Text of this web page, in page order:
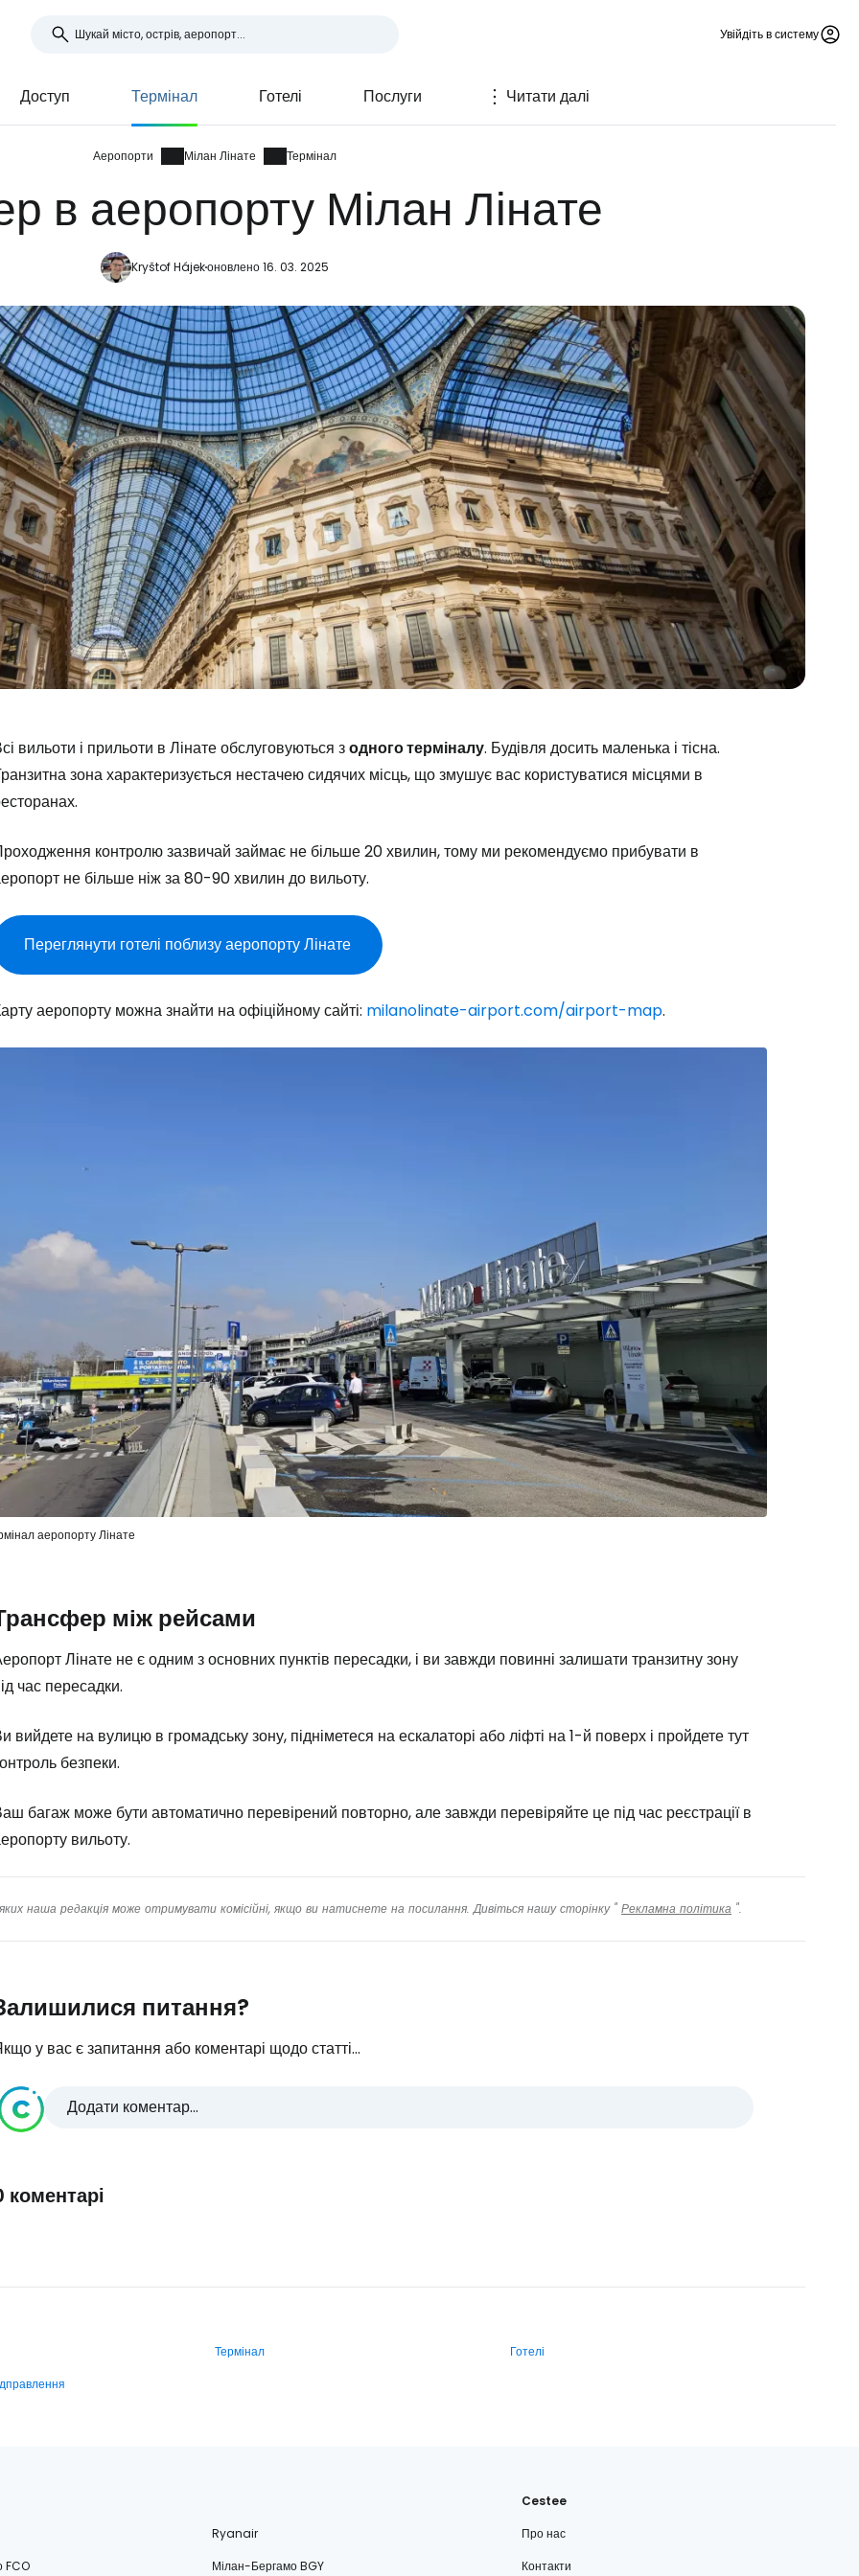
Увійдіть в систему
Доступ Термінал Готелі Послуги Читати далі
Аеропорти Мілан Лінате Термінал
в аеропорту Мілан Лінате
Kryštof Hájekоновлено 16. 03. 2025
вильоти і прильоти в Лінате обслуговуються зодного терміналу. Будівля досить маленька і тісна.
зона характеризується нестачею сидячих місць, що змушує вас користуватися місцями в
контролю зазвичай займає не більше 20 хвилин, тому ми рекомендуємо прибувати в
не більше ніж за 80-90 хвилин до вильоту.
Переглянути готелі поблизу аеропорту Лінате
аеропорту можна знайти на офіційному сайті: milanolinate-airport.com/airport-map.
аеропорту Лінате
між рейсами
Лінате не є одним з основних пунктів пересадки, і ви завжди повинні залишати транзитну зону
час пересадки.
вийдете на вулицю в громадську зону, підніметеся на ескалаторі або ліфті на 1-й поверх і пройдете тут
безпеки.
багаж може бути автоматично перевірений повторно, але завжди перевіряйте це під час реєстрації в
вильоту.
наша редакція може отримувати комісійні, якщо ви натиснете на посилання. Дивіться нашу сторінку " Рекламна політика ".
питання?
у вас є запитання або коментарі щодо статті...
Додати коментар...
коментарі
Термінал
Готелі
Ryanair
FCO
Мілан-Бергамо BGY
Cestee
Про нас
Контакти
Продовжуйте у Facebook
Продовжити з email